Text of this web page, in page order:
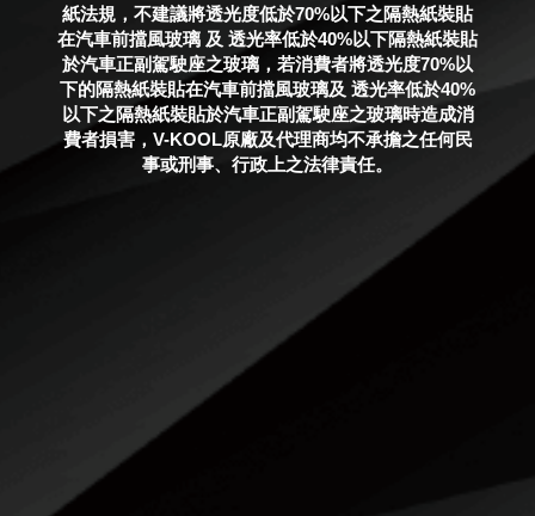
紙法規，不建議將透光度低於70%以下之隔熱紙裝貼
在汽車前擋風玻璃 及 透光率低於40%以下隔熱紙裝貼
於汽車正副駕駛座之玻璃，若消費者將透光度70%以
下的隔熱紙裝貼在汽車前擋風玻璃及 透光率低於40%
以下之隔熱紙裝貼於汽車正副駕駛座之玻璃時造成消
費者損害，V-KOOL原廠及代理商均不承擔之任何民
事或刑事、行政上之法律責任。